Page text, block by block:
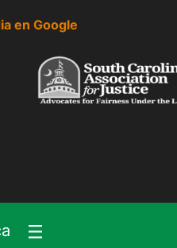
en Google